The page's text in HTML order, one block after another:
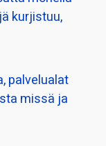
kurjistuu,
palvelualat
missä ja